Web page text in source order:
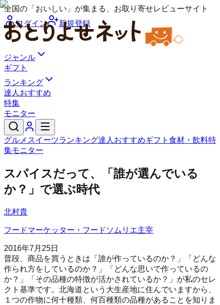
全国の「おいしい」が集まる、お取り寄せレビューサイト
ログイン
新規登録
ジャンル
ギフト
ランキング
達人おすすめ
特集
モニター
グルメ スイーツランキング達人おすすめギフト 食材・飲料特
集モニター
スパイスだって、「誰が選んでいる
か？」で選ぶ時代
北村貴
フードマーケッター・フードソムリエ主宰
2016年7月25日
普段、商品を買うときは「誰が作っているのか？」「どんな
作られ方をしているのか？」「どんな思いで作っているの
か？」「その品種の特徴が活かされているか？」が私のセレ
クト基準です。北海道という大生産地に住んでいますから、
１つの作物に何十種類、何百種類の品種があることを知りま